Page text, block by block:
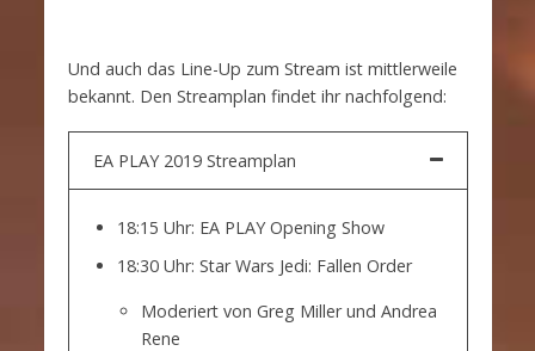
Und auch das Line-Up zum Stream ist mittlerweile
bekannt. Den Streamplan findet ihr nachfolgend:
EA PLAY 2019 Streamplan
18:15 Uhr: EA PLAY Opening Show
18:30 Uhr: Star Wars Jedi: Fallen Order
Moderiert von Greg Miller und Andrea
Rene